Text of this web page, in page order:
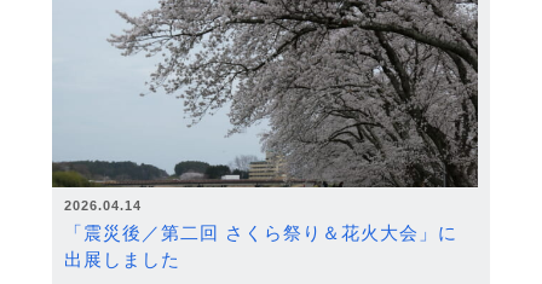
2026.04.14
「震災後／第二回 さくら祭り＆花火大会」に
出展しました